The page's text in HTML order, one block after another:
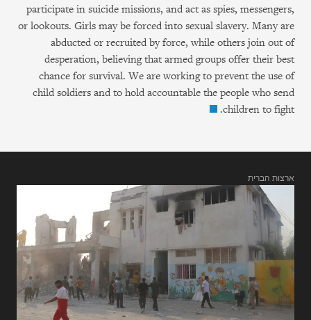
participate in suicide missions, and act as spies, messengers,
or lookouts. Girls may be forced into sexual slavery. Many are
abducted or recruited by force, while others join out of
desperation, believing that armed groups offer their best
chance for survival. We are working to prevent the use of
child soldiers and to hold accountable the people who send
children to fight.
ארצות הברית